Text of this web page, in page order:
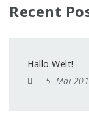
Recent
Hallo Welt!
5. Mai